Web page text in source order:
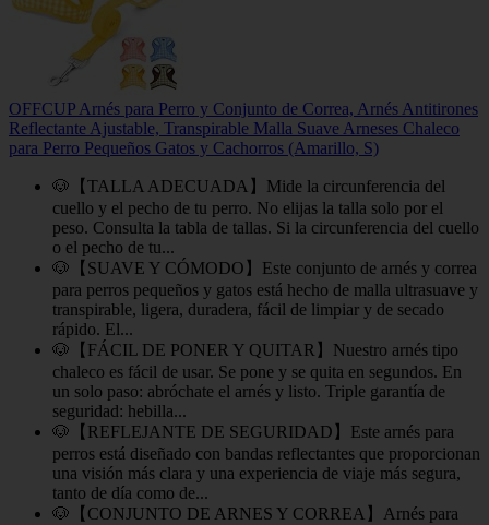
OFFCUP Arnés para Perro y Conjunto de Correa, Arnés Antitirones
Reflectante Ajustable, Transpirable Malla Suave Arneses Chaleco
para Perro Pequeños Gatos y Cachorros (Amarillo, S)
🐶【TALLA ADECUADA】Mide la circunferencia del
cuello y el pecho de tu perro. No elijas la talla solo por el
peso. Consulta la tabla de tallas. Si la circunferencia del cuello
o el pecho de tu...
🐶【SUAVE Y CÓMODO】Este conjunto de arnés y correa
para perros pequeños y gatos está hecho de malla ultrasuave y
transpirable, ligera, duradera, fácil de limpiar y de secado
rápido. El...
🐶【FÁCIL DE PONER Y QUITAR】Nuestro arnés tipo
chaleco es fácil de usar. Se pone y se quita en segundos. En
un solo paso: abróchate el arnés y listo. Triple garantía de
seguridad: hebilla...
🐶【REFLEJANTE DE SEGURIDAD】Este arnés para
perros está diseñado con bandas reflectantes que proporcionan
una visión más clara y una experiencia de viaje más segura,
tanto de día como de...
🐶【CONJUNTO DE ARNES Y CORREA】Arnés para